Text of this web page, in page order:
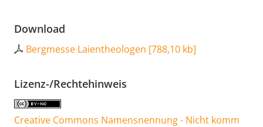
Download
Bergmesse Laientheologen [788,10 kb]
Lizenz-/Rechtehinweis
Creative Commons Namensnennung - Nicht komm